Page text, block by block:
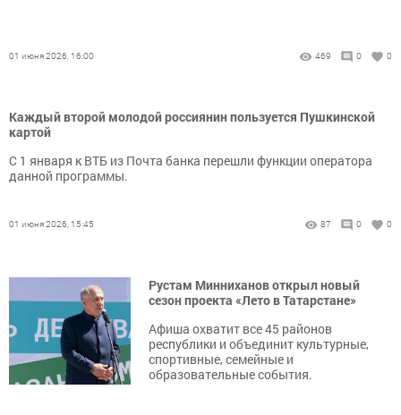
01 июня 2026, 16:00 469 0 0
Каждый второй молодой россиянин пользуется Пушкинской
картой
С 1 января к ВТБ из Почта банка перешли функции оператора
данной программы.
01 июня 2026, 15:45 87 0 0
Рустам Минниханов открыл новый
сезон проекта «Лето в Татарстане»
Афиша охватит все 45 районов
республики и объединит культурные,
спортивные, семейные и
образовательные события.